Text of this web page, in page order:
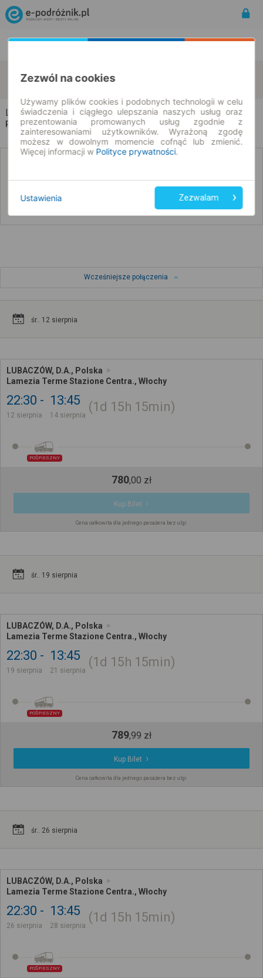
Lubaczów
Lamezia Terme
Lubaczów → Lamezia Terme
Rozkład jazdy i bilety
Poniżej przedstawiamy dostępne połączenia z innych dat
Wcześniejsze połączenia
śr.. 12 sierpnia
LUBACZÓW, D.A., Polska
Lamezia Terme Stazione Centra., Włochy
22:30
12 sierpnia
13:45
14 sierpnia
1d 15h 15min
POŚPIESZNY
780,00 zł
Kup Bilet
Cena całkowita dla jednego pasażera bez ulgi
śr.. 19 sierpnia
LUBACZÓW, D.A., Polska
Lamezia Terme Stazione Centra., Włochy
22:30
19 sierpnia
13:45
21 sierpnia
1d 15h 15min
POŚPIESZNY
789,99 zł
Kup Bilet
Cena całkowita dla jednego pasażera bez ulgi
śr.. 26 sierpnia
LUBACZÓW, D.A., Polska
Lamezia Terme Stazione Centra., Włochy
22:30
26 sierpnia
13:45
28 sierpnia
1d 15h 15min
POŚPIESZNY
Zezwól na cookies
Używamy plików cookies i podobnych technologii w celu
świadczenia i ciągłego ulepszania naszych usług oraz
prezentowania promowanych usług zgodnie z
zainteresowaniami użytkowników. Wyrażoną zgodę
możesz w dowolnym momencie cofnąć lub zmienić.
Więcej informacji w Polityce prywatności.
Ustawienia Zezwalam